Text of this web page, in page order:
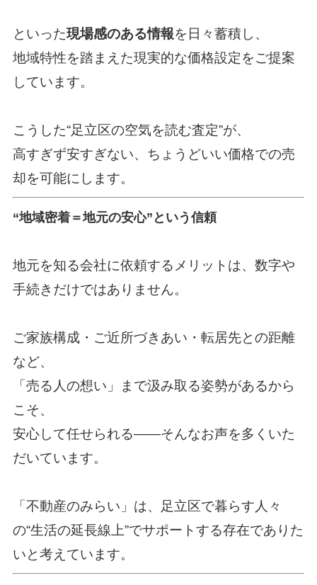
といった現場感のある情報を日々蓄積し、
地域特性を踏まえた現実的な価格設定をご提案
しています。
こうした“足立区の空気を読む査定”が、
高すぎず安すぎない、ちょうどいい価格での売
却を可能にします。
“地域密着＝地元の安心”という信頼
地元を知る会社に依頼するメリットは、数字や
手続きだけではありません。
ご家族構成・ご近所づきあい・転居先との距離
など、
「売る人の想い」まで汲み取る姿勢があるから
こそ、
安心して任せられる――そんなお声を多くいた
だいています。
「不動産のみらい」は、足立区で暮らす人々
の“生活の延長線上”でサポートする存在でありた
いと考えています。